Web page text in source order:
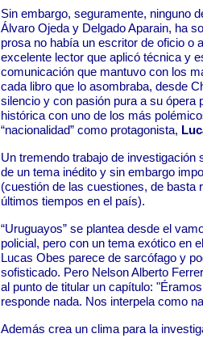
Sin embargo, seguramente, ninguno
Álvaro Ojeda y Delgado Aparain, ha
prosa no había un escritor de oficio o
excelente lector que aplicó técnica y
comunicación que mantuvo con los
cada libro que lo asombraba, desde
silencio y con pasión pura a su ópera
histórica con uno de los más
“nacionalidad” como protagonista,
Un tremendo trabajo de investigación
de un tema inédito y sin embargo
(cuestión de las cuestiones, de basta
últimos tiempos en el país).
“Uruguayos” se plantea desde el
policial, pero con un tema exótico en
Lucas Obes parece de sarcófago y
sofisticado. Pero Nelson Alberto
al punto de titular un capítulo:
responde nada. Nos interpela como
Además crea un clima para la